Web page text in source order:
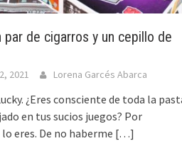
par de cigarros y un cepillo de
2021 Lorena Garcés Abarca
¿Eres consciente de toda la
en tus sucios juegos? Por
eres. De no haberme […]